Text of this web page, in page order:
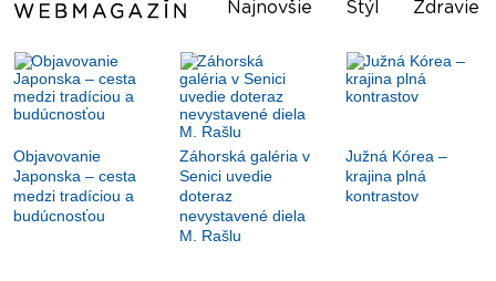
Najnovšie Štýl Zdravie
Objavovanie
Japonska – cesta
medzi tradíciou a
budúcnosťou
Záhorská galéria v
Senici uvedie
doteraz
nevystavené diela
M. Rašlu
Južná Kórea –
krajina plná
kontrastov